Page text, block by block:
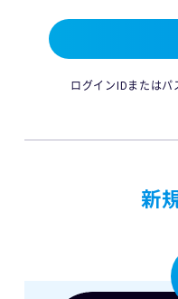
ログインIDまたは
新